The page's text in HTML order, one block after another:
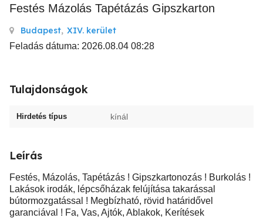
Festés Mázolás Tapétázás Gipszkarton
Budapest, XIV. kerület
Feladás dátuma: 2026.08.04 08:28
Tulajdonságok
Hirdetés típus kínál
Leírás
Festés, Mázolás, Tapétázás ! Gipszkartonozás ! Burkolás !
Lakások irodák, lépcsőházak felújítása takarással
bútormozgatással ! Megbízható, rövid határidővel
garanciával ! Fa, Vas, Ajtók, Ablakok, Kerítések